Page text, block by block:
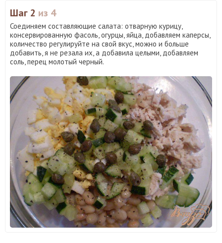
Шаг 2 из 4
Соединяем составляющие салата: отварную курицу,
консервированную фасоль, огурцы, яйца, добавляем каперсы,
количество регулируйте на свой вкус, можно и больше
добавить, я не резала их, а добавила целыми, добавляем
соль, перец молотый черный.